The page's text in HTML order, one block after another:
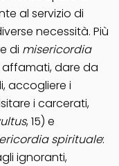
al servizio di
necessità. Più
di misericordia
dare da
accogliere i
i carcerati,
, 15) e
spirituale:
ignoranti,